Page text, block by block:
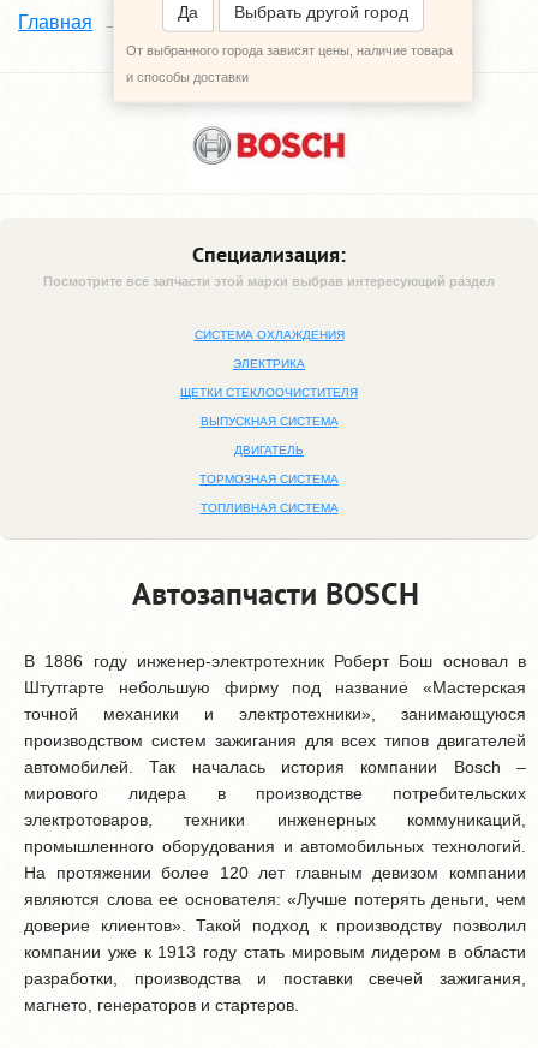
Да Выбрать другой город
От выбранного города зависят цены, наличие товара
и способы доставки
Главная Наши поставщики BOSCH
Специализация:
Посмотрите все запчасти этой марки выбрав интересующий раздел
СИСТЕМА ОХЛАЖДЕНИЯ
ЭЛЕКТРИКА
ЩЕТКИ СТЕКЛООЧИСТИТЕЛЯ
ВЫПУСКНАЯ СИСТЕМА
ДВИГАТЕЛЬ
ТОРМОЗНАЯ СИСТЕМА
ТОПЛИВНАЯ СИСТЕМА
Автозапчасти BOSCH
В 1886 году инженер-электротехник Роберт Бош основал в
Штутгарте небольшую фирму под название «Мастерская
точной механики и электротехники», занимающуюся
производством систем зажигания для всех типов двигателей
автомобилей. Так началась история компании Bosch –
мирового лидера в производстве потребительских
электротоваров, техники инженерных коммуникаций,
промышленного оборудования и автомобильных технологий.
На протяжении более 120 лет главным девизом компании
являются слова ее основателя: «Лучше потерять деньги, чем
доверие клиентов». Такой подход к производству позволил
компании уже к 1913 году стать мировым лидером в области
разработки, производства и поставки свечей зажигания,
магнето, генераторов и стартеров.